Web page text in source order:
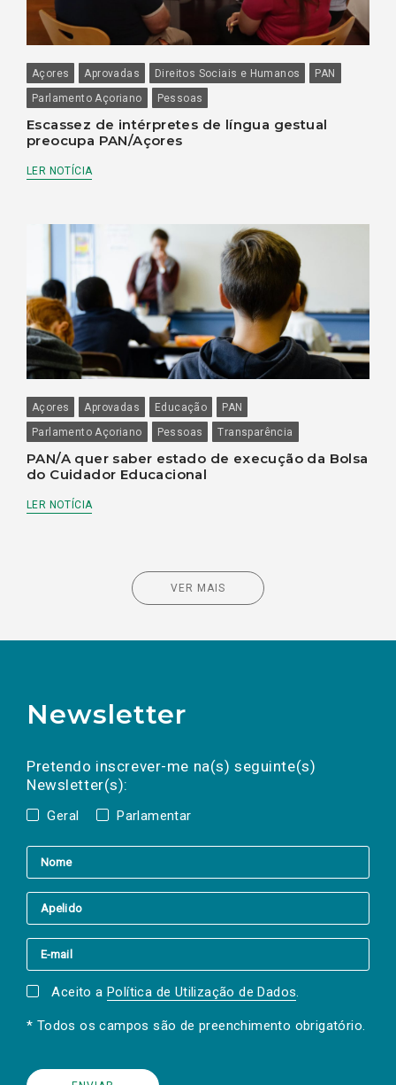
Açores Aprovadas Direitos Sociais e Humanos
PAN
Parlamento Açoriano
Pessoas
Escassez de intérpretes de língua gestual
preocupa PAN/Açores
LER NOTÍCIA
Açores Aprovadas Educação
PAN
Parlamento Açoriano
Pessoas Transparência
PAN/A quer saber estado de execução da Bolsa
do Cuidador Educacional
LER NOTÍCIA
VER MAIS
Newsletter
Pretendo inscrever-me na(s) seguinte(s)
Newsletter(s):
Geral Parlamentar
a(s) newsletter(s).
mail
Aceito a Política de Utilização de Dados.
* Todos os campos são de preenchimento obrigatório.